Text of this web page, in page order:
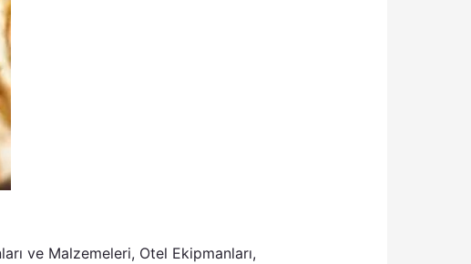
ve Malzemeleri, Otel Ekipmanları,